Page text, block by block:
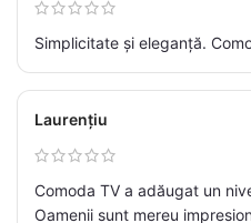
Simplicitate și eleganță.
Laurențiu
Comoda TV a adăugat un
Oamenii sunt mereu